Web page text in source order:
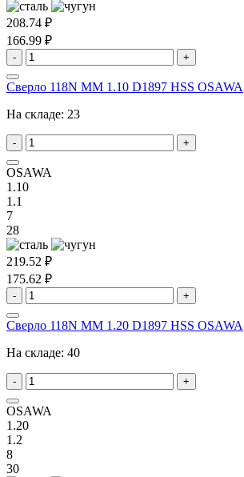
208.74 ₽
166.99 ₽
- +
Сверло 118N MM 1.10 D1897 HSS OSAWA
На складе: 23
- +
OSAWA
1.10
1.1
7
28
219.52 ₽
175.62 ₽
- +
Сверло 118N MM 1.20 D1897 HSS OSAWA
На складе: 40
- +
OSAWA
1.20
1.2
8
30